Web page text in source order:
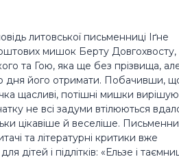
литовської письменниці Іґне
мишок Берту Довгохвосту,
та Гою, яка ще без прізвища,
дня його отримати. Побачивши,
щасливі, потішні мишки
не всі задуми втілюються
цікавіше й веселіше.
та літературні критики вже
дітей і підлітків: «Ельзе і